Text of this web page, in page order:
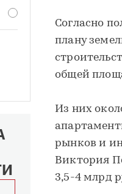
Согласно
плану
общей
Из них
рынков и
Виктория
3,5-4 млрд